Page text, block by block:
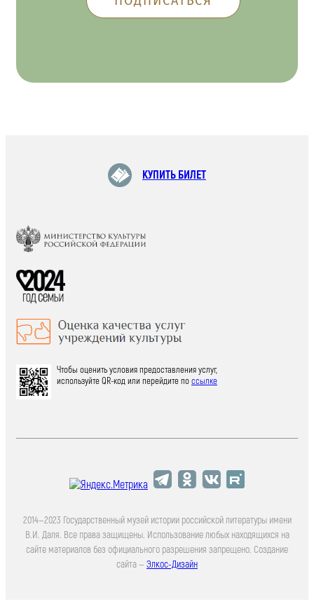
КУПИТЬ БИЛЕТ
Чтобы оценить условия предоставления услуг,
используйте QR-код или перейдите поссылке
2014—2023 Государственный музей истории российской литературы имени
В.И. Даля. Все права защищены. Использование любых находящихся на
сайте материалов без официального разрешения запрещено. Создание
сайта — Элкос-Дизайн